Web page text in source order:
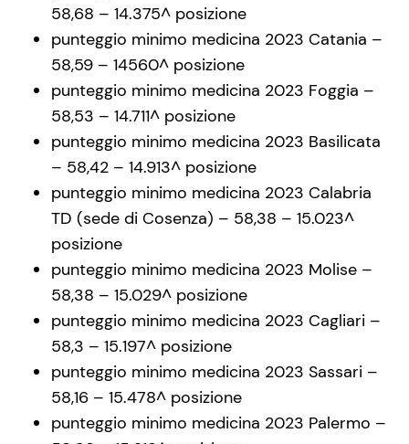
58,68 – 14.375^ posizione
punteggio minimo medicina 2023 Catania –
58,59 – 14560^ posizione
punteggio minimo medicina 2023 Foggia –
58,53 – 14.711^ posizione
punteggio minimo medicina 2023 Basilicata
– 58,42 – 14.913^ posizione
punteggio minimo medicina 2023 Calabria
TD (sede di Cosenza) – 58,38 – 15.023^
posizione
punteggio minimo medicina 2023 Molise –
58,38 – 15.029^ posizione
punteggio minimo medicina 2023 Cagliari –
58,3 – 15.197^ posizione
punteggio minimo medicina 2023 Sassari –
58,16 – 15.478^ posizione
punteggio minimo medicina 2023 Palermo –